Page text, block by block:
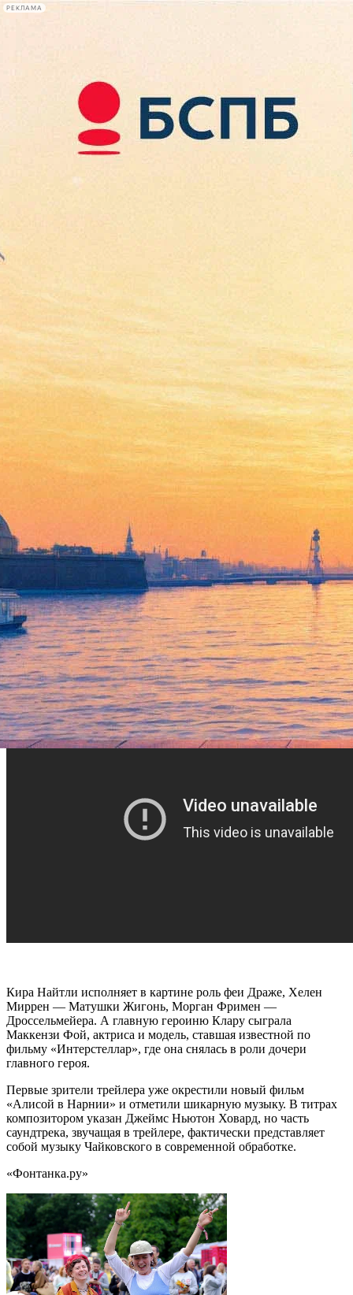
РЕКЛАМА
Сегодня:
2026.08.08
02:47
Афиша Plus
Трейлер диснеевского
«Щелкунчика» пообещал
«темную сторону легенды»
Версия для печати
Трейлер фильма «Щелкунчик и четыре королевства» с Кирой
Найтли, Хелен Миррен и Морган Фримен появился в Сети 19
декабря. Картина, снятая кинокомпанией Disney по мотивам
балета Чайковского, должна выйти на экраны в ноябре 2018
года.
«У всякой легенды есть темная сторона, — отмечают
создатели ленты. — Время пришло».
Кира Найтли исполняет в картине роль феи Драже, Хелен
Миррен — Матушки Жигонь, Морган Фримен —
Дроссельмейера. А главную героиню Клару сыграла
Маккензи Фой, актриса и модель, ставшая известной по
фильму «Интерстеллар», где она снялась в роли дочери
главного героя.
Первые зрители трейлера уже окрестили новый фильм
«Алисой в Нарнии» и отметили шикарную музыку. В титрах
композитором указан Джеймс Ньютон Ховард, но часть
саундтрека, звучащая в трейлере, фактически представляет
собой музыку Чайковского в современной обработке.
«Фонтанка.ру»